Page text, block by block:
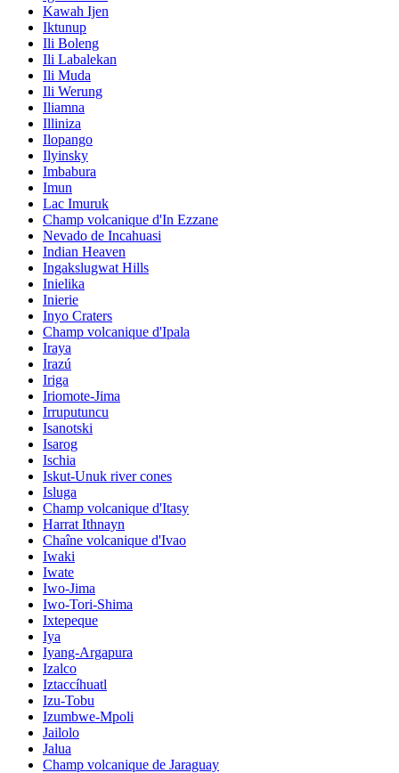
Kawah Ijen
Iktunup
Ili Boleng
Ili Labalekan
Ili Muda
Ili Werung
Iliamna
Illiniza
Ilopango
Ilyinsky
Imbabura
Imun
Lac Imuruk
Champ volcanique d'In Ezzane
Nevado de Incahuasi
Indian Heaven
Ingakslugwat Hills
Inielika
Inierie
Inyo Craters
Champ volcanique d'Ipala
Iraya
Irazú
Iriga
Iriomote-Jima
Irruputuncu
Isanotski
Isarog
Ischia
Iskut-Unuk river cones
Isluga
Champ volcanique d'Itasy
Harrat Ithnayn
Chaîne volcanique d'Ivao
Iwaki
Iwate
Iwo-Jima
Iwo-Tori-Shima
Ixtepeque
Iya
Iyang-Argapura
Izalco
Iztaccíhuatl
Izu-Tobu
Izumbwe-Mpoli
Jailolo
Jalua
Champ volcanique de Jaraguay